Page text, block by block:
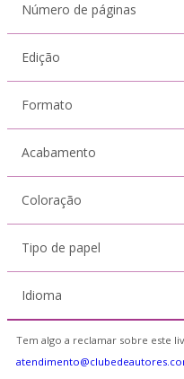
Número de páginas
Edição
Formato
Acabamento
Coloração
Tipo de papel
Idioma
Tem algo a reclamar sobre este